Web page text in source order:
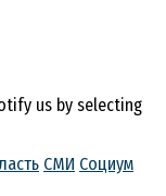
us by selecting
СМИ Социум